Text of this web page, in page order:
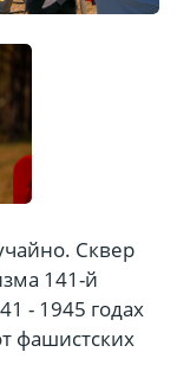
Сквер
141-й
- 1945 годах
фашистских